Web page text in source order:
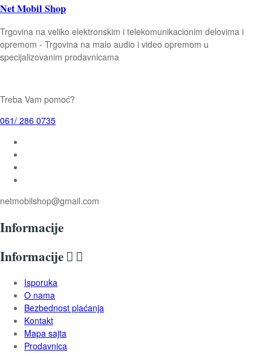
Net Mobil Shop
Trgovina na veliko elektronskim i telekomunikacionim delovima i
opremom - Trgovina na malo audio i video opremom u
specijalizovanim prodavnicama
Treba Vam pomoć?
061/ 286 0735
netmobilshop@gmail.com
Informacije
Informacije  
Isporuka
O nama
Bezbednost plaćanja
Kontakt
Mapa sajta
Prodavnica